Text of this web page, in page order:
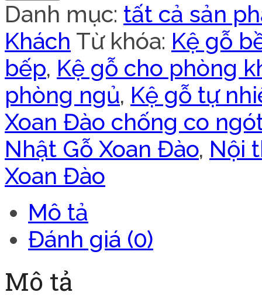
Danh mục: tất cả sản
Khách Từ khóa: Kệ gỗ
bếp, Kệ gỗ cho phòng
phòng ngủ, Kệ gỗ tự
Xoan Đào chống co
Nhật Gỗ Xoan Đào, Nội
Xoan Đào
Mô tả
Đánh giá (0)
Mô tả